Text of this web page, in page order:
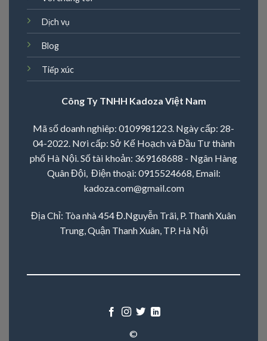
Dịch vụ
Blog
Tiếp xúc
Công Ty TNHH Kadoza Việt Nam
Mã số doanh nghiêp: 0109981223. Ngày cấp: 28-
04-2022. Nơi cấp: Sở Kế Hoạch và Đầu Tư thành
phố Hà Nội. Số tài khoản: 369168688 - Ngân Hàng
Quân Đội, Điện thoại: 0915524668, Email:
kadoza.com@gmail.com
Địa Chỉ: Tòa nhà 454 Đ.Nguyễn Trãi, P. Thanh Xuân
Trung, Quận Thanh Xuân, TP. Hà Nội
©